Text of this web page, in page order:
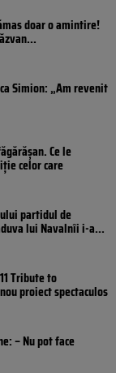
doar o amintire!
Simion: „Am revenit
Ce le
celor care
partidul de
lui Navalnîi i-a...
Tribute to
proiect spectaculos
– Nu pot face